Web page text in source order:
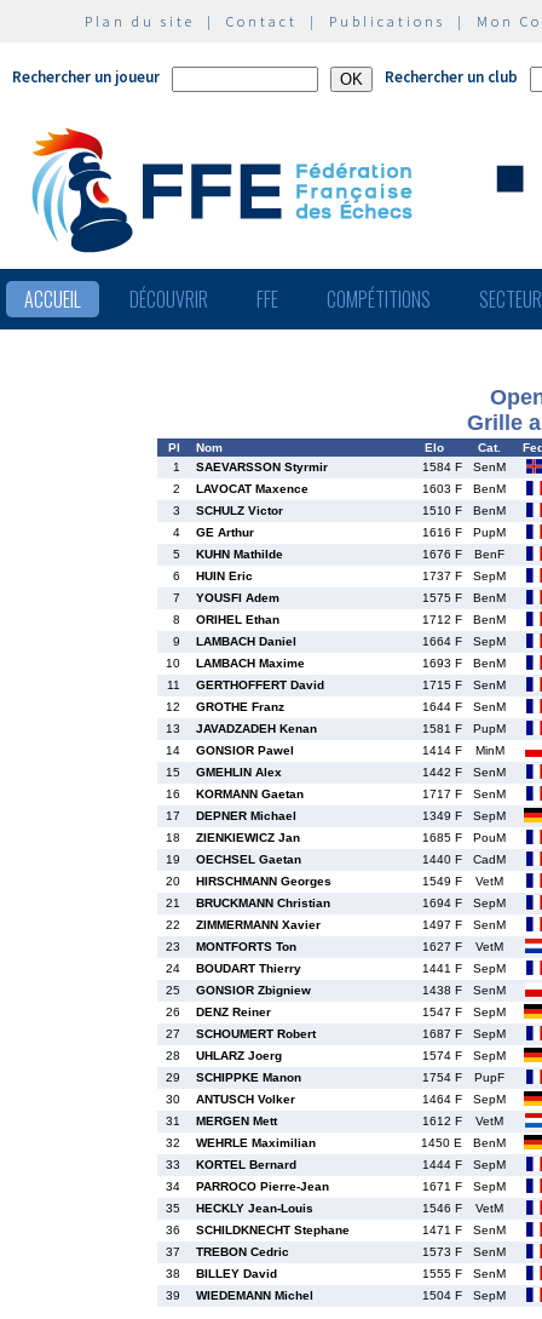
Plan du site | Contact | Publications | Mon
Rechercher un joueur Rechercher un club
ACCUEIL DÉCOUVRIR FFE COMPÉTITIONS
Grille
Pl Nom Elo Cat.
1
SAEVARSSON Styrmir 1584 F
SenM
2
LAVOCAT Maxence 1603 F
BenM
3
SCHULZ Victor 1510 F
BenM
4
GE Arthur 1616 F
PupM
5
KUHN Mathilde 1676 F
BenF
6
HUIN Eric 1737 F
SepM
7
YOUSFI Adem 1575 F
BenM
8
ORIHEL Ethan 1712 F
BenM
9
LAMBACH Daniel 1664 F
SepM
10
LAMBACH Maxime 1693 F
BenM
11
GERTHOFFERT David 1715 F
SenM
12
GROTHE Franz 1644 F
SenM
13
JAVADZADEH Kenan 1581 F
PupM
14
GONSIOR Pawel 1414 F
MinM
15
GMEHLIN Alex 1442 F
SenM
16
KORMANN Gaetan 1717 F
SenM
17
DEPNER Michael 1349 F
SepM
18
ZIENKIEWICZ Jan 1685 F
PouM
19
OECHSEL Gaetan 1440 F
CadM
20
HIRSCHMANN Georges 1549 F
VetM
21
BRUCKMANN Christian 1694 F
SepM
22
ZIMMERMANN Xavier 1497 F
SenM
23
MONTFORTS Ton 1627 F
VetM
24
BOUDART Thierry 1441 F
SepM
25
GONSIOR Zbigniew 1438 F
SenM
26
DENZ Reiner 1547 F
SepM
27
SCHOUMERT Robert 1687 F
SepM
28
UHLARZ Joerg 1574 F
SepM
29
SCHIPPKE Manon 1754 F
PupF
30
ANTUSCH Volker 1464 F
SepM
31
MERGEN Mett 1612 F
VetM
32
WEHRLE Maximilian 1450 E
BenM
33
KORTEL Bernard 1444 F
SepM
34
PARROCO Pierre-Jean 1671 F
SepM
35
HECKLY Jean-Louis 1546 F
VetM
36
SCHILDKNECHT Stephane 1471 F
SenM
37
TREBON Cedric 1573 F
SenM
38
BILLEY David 1555 F
SenM
39
WIEDEMANN Michel 1504 F SepM